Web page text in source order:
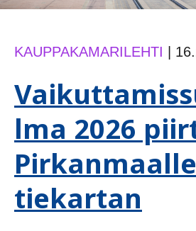
KAUPPAKAMARILEHTI
lma 2026
tiekartan